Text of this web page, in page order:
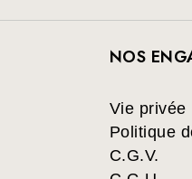
NOS
Vie privée
Politique
C.G.V.